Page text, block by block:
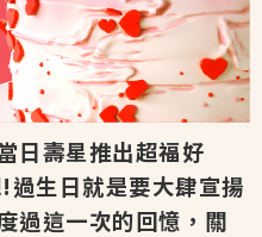
日壽星推出超福好
生日就是要大肆宣揚
過這一次的回憶，關